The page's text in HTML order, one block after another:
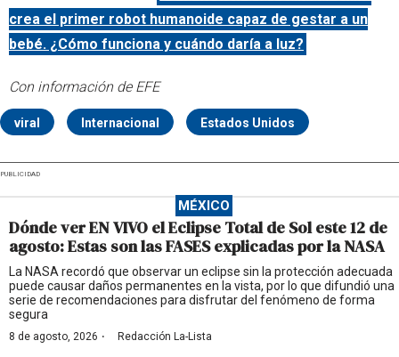
crea el primer robot humanoide capaz de gestar a un
bebé. ¿Cómo funciona y cuándo daría a luz?
Con información de EFE
viral Internacional Estados Unidos
PUBLICIDAD
MÉXICO
Dónde ver EN VIVO el Eclipse Total de Sol este 12 de
agosto: Estas son las FASES explicadas por la NASA
La NASA recordó que observar un eclipse sin la protección adecuada
puede causar daños permanentes en la vista, por lo que difundió una
serie de recomendaciones para disfrutar del fenómeno de forma
segura
8 de agosto, 2026 · Redacción La-Lista